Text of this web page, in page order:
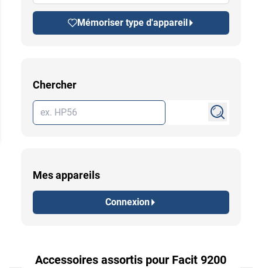
Mémoriser type d'appareil
Chercher
Mes appareils
Connexion
Accessoires assortis pour Facit 9200